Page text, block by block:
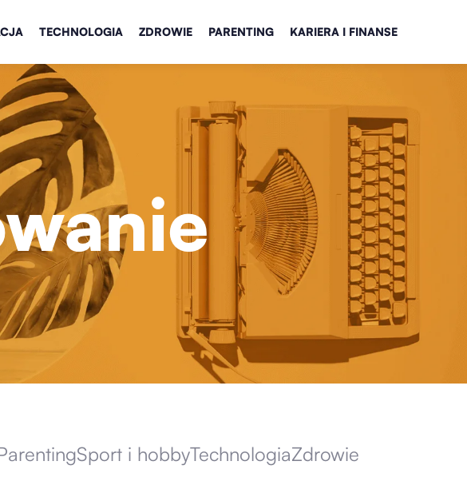
TECHNOLOGIA ZDROWIE PARENTING KARIERA I FINANSE
Sport i hobbyTechnologiaZdrowie